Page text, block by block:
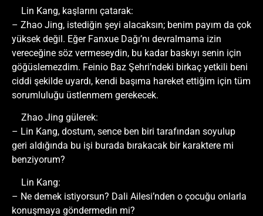
Lin Kang, kaşlarını çatarak:
– Zhao Jing, istediğin şeyi alacaksın; benim payım da çok
yüksek değil. Eğer Fanxue Dağı’nı devralmama izin
vereceğine söz vermeseydin, bu kadar baskıyı senin için
göğüslemezdim. Feinio Baz Şehri’ndeki birkaç yetkili beni
ciddi şekilde uyardı, kendi başıma hareket ettiğim için tüm
sorumluluğu üstlenmem gerekecek.
Zhao Jing gülerek:
– Lin Kang, dostum, sence ben biri tarafından soyulup
geri aldığında bu işi burada bırakacak bir karaktere mi
benziyorum?
Lin Kang:
– Ne demek istiyorsun? Dali Ailesi’nden o çocuğu onlarla
konuşmaya göndermedin mi?